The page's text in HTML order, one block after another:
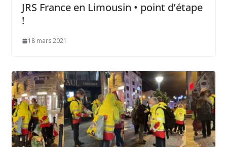
JRS France en Limousin • point d’étape
!
18 mars 2021